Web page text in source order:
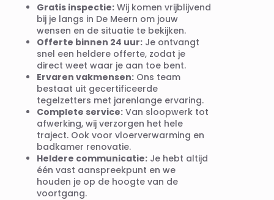
Gratis inspectie: Wij komen vrijblijvend
bij je langs in De Meern om jouw
wensen en de situatie te bekijken.
Offerte binnen 24 uur: Je ontvangt
snel een heldere offerte, zodat je
direct weet waar je aan toe bent.
Ervaren vakmensen: Ons team
bestaat uit gecertificeerde
tegelzetters met jarenlange ervaring.
Complete service: Van sloopwerk tot
afwerking, wij verzorgen het hele
traject. Ook voor vloerverwarming en
badkamer renovatie.
Heldere communicatie: Je hebt altijd
één vast aanspreekpunt en we
houden je op de hoogte van de
voortgang.